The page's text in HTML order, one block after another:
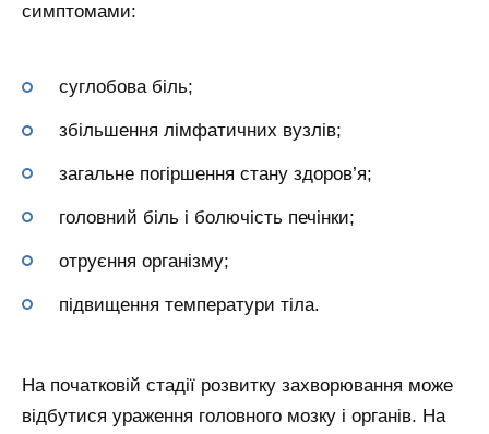
симптомами:
суглобова біль;
збільшення лімфатичних вузлів;
загальне погіршення стану здоров’я;
головний біль і болючість печінки;
отруєння організму;
підвищення температури тіла.
На початковій стадії розвитку захворювання може
відбутися ураження головного мозку і органів. На